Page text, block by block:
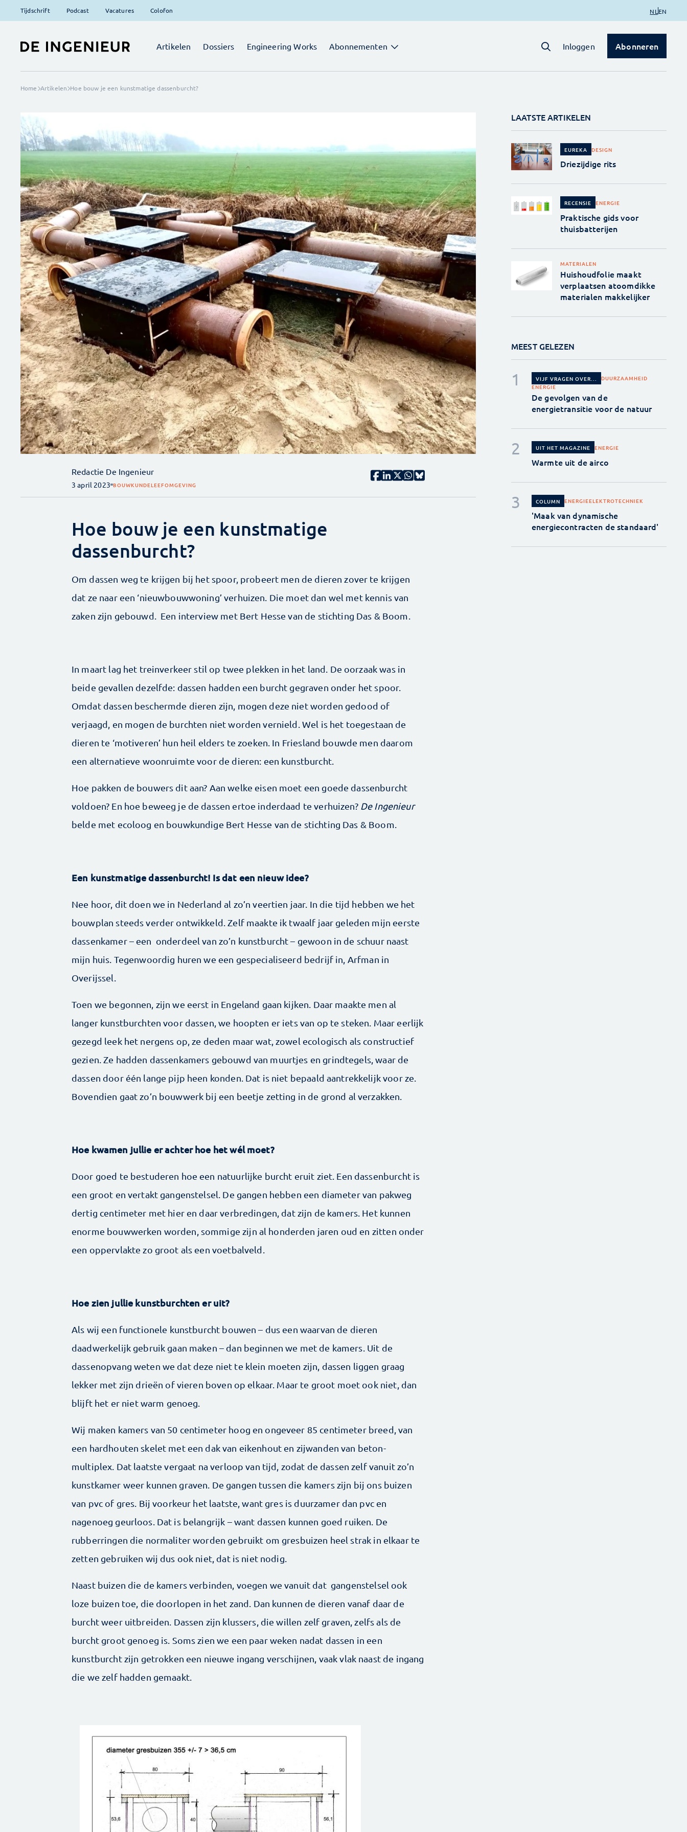
Tijdschrift Podcast Vacatures Colofon NL EN
Artikelen Dossiers Engineering Works Abonnementen Inloggen Abonneren
Home Artikelen Hoe bouw je een kunstmatige dassenburcht?
Redactie De Ingenieur
3 april 2023 BOUWKUNDELEEFOMGEVING
Hoe bouw je een kunstmatige
dassenburcht?
Om dassen weg te krijgen bij het spoor, probeert men de dieren zover te krijgen
dat ze naar een ‘nieuwbouwwoning’ verhuizen. Die moet dan wel met kennis van
zaken zijn gebouwd. Een interview met Bert Hesse van de stichting Das & Boom.
In maart lag het treinverkeer stil op twee plekken in het land. De oorzaak was in
beide gevallen dezelfde: dassen hadden een burcht gegraven onder het spoor.
Omdat dassen beschermde dieren zijn, mogen deze niet worden gedood of
verjaagd, en mogen de burchten niet worden vernield. Wel is het toegestaan de
dieren te ‘motiveren’ hun heil elders te zoeken. In Friesland bouwde men daarom
een alternatieve woonruimte voor de dieren: een kunstburcht.
Hoe pakken de bouwers dit aan? Aan welke eisen moet een goede dassenburcht
voldoen? En hoe beweeg je de dassen ertoe inderdaad te verhuizen? De Ingenieur
belde met ecoloog en bouwkundige Bert Hesse van de stichting Das & Boom.
Een kunstmatige dassenburcht! Is dat een nieuw idee?
Nee hoor, dit doen we in Nederland al zo’n veertien jaar. In die tijd hebben we het
bouwplan steeds verder ontwikkeld. Zelf maakte ik twaalf jaar geleden mijn eerste
dassenkamer – een onderdeel van zo’n kunstburcht – gewoon in de schuur naast
mijn huis. Tegenwoordig huren we een gespecialiseerd bedrijf in, Arfman in
Overijssel.
Toen we begonnen, zijn we eerst in Engeland gaan kijken. Daar maakte men al
langer kunstburchten voor dassen, we hoopten er iets van op te steken. Maar eerlijk
gezegd leek het nergens op, ze deden maar wat, zowel ecologisch als constructief
gezien. Ze hadden dassenkamers gebouwd van muurtjes en grindtegels, waar de
dassen door één lange pijp heen konden. Dat is niet bepaald aantrekkelijk voor ze.
Bovendien gaat zo’n bouwwerk bij een beetje zetting in de grond al verzakken.
Hoe kwamen jullie er achter hoe het wél moet?
Door goed te bestuderen hoe een natuurlijke burcht eruit ziet. Een dassenburcht is
een groot en vertakt gangenstelsel. De gangen hebben een diameter van pakweg
dertig centimeter met hier en daar verbredingen, dat zijn de kamers. Het kunnen
enorme bouwwerken worden, sommige zijn al honderden jaren oud en zitten onder
een oppervlakte zo groot als een voetbalveld.
Hoe zien jullie kunstburchten er uit?
Als wij een functionele kunstburcht bouwen – dus een waarvan de dieren
daadwerkelijk gebruik gaan maken – dan beginnen we met de kamers. Uit de
dassenopvang weten we dat deze niet te klein moeten zijn, dassen liggen graag
lekker met zijn drieën of vieren boven op elkaar. Maar te groot moet ook niet, dan
blijft het er niet warm genoeg.
Wij maken kamers van 50 centimeter hoog en ongeveer 85 centimeter breed, van
een hardhouten skelet met een dak van eikenhout en zijwanden van beton-
multiplex. Dat laatste vergaat na verloop van tijd, zodat de dassen zelf vanuit zo’n
kunstkamer weer kunnen graven. De gangen tussen die kamers zijn bij ons buizen
van pvc of gres. Bij voorkeur het laatste, want gres is duurzamer dan pvc en
nagenoeg geurloos. Dat is belangrijk – want dassen kunnen goed ruiken. De
rubberringen die normaliter worden gebruikt om gresbuizen heel strak in elkaar te
zetten gebruiken wij dus ook niet, dat is niet nodig.
Naast buizen die de kamers verbinden, voegen we vanuit dat gangenstelsel ook
loze buizen toe, die doorlopen in het zand. Dan kunnen de dieren vanaf daar de
burcht weer uitbreiden. Dassen zijn klussers, die willen zelf graven, zelfs als de
burcht groot genoeg is. Soms zien we een paar weken nadat dassen in een
kunstburcht zijn getrokken een nieuwe ingang verschijnen, vaak vlak naast de ingang
die we zelf hadden gemaakt.
LAATSTE ARTIKELEN
EUREKA DESIGN
Driezijdige rits
RECENSIE ENERGIE
Praktische gids voor
thuisbatterijen
MATERIALEN
Huishoudfolie maakt
verplaatsen atoomdikke
materialen makkelijker
MEEST GELEZEN
VIJF VRAGEN OVER...
DUURZAAMHEID
ENERGIE
De gevolgen van de
energietransitie voor de natuur
UIT HET MAGAZINE ENERGIE
Warmte uit de airco
COLUMN ENERGIEELEKTROTECHNIEK
'Maak van dynamische
energiecontracten de standaard'